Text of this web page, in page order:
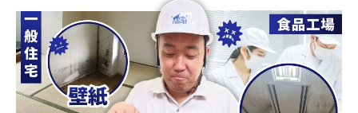
東北地方のカビトラブルはＭＩＳＴ工法®カ
ビバスターズ仙台へ